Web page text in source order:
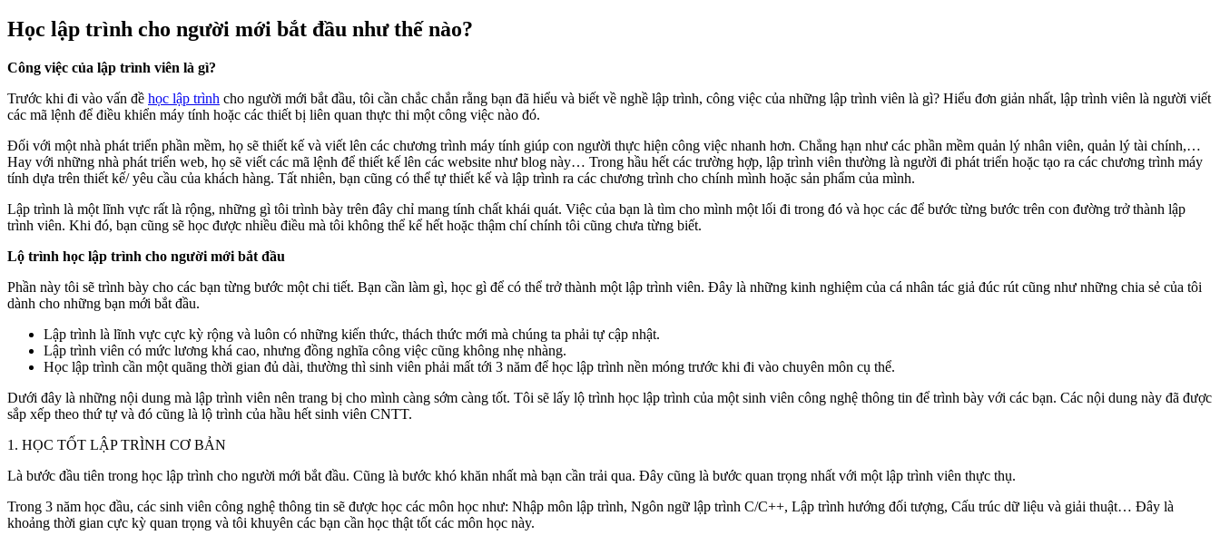
Học lập trình cho người mới bắt đầu như thế nào?
Công việc của lập trình viên là gì?
Trước khi đi vào vấn đề học lập trình cho người mới bắt đầu, tôi cần chắc chắn rằng bạn đã hiểu và biết về nghề lập trình, công việc của những lập trình viên là gì? Hiểu đơn giản nhất, lập trình viên là người viết
các mã lệnh để điều khiển máy tính hoặc các thiết bị liên quan thực thi một công việc nào đó.
Đối với một nhà phát triển phần mềm, họ sẽ thiết kế và viết lên các chương trình máy tính giúp con người thực hiện công việc nhanh hơn. Chẳng hạn như các phần mềm quản lý nhân viên, quản lý tài chính,…
Hay với những nhà phát triển web, họ sẽ viết các mã lệnh để thiết kế lên các website như blog này… Trong hầu hết các trường hợp, lập trình viên thường là người đi phát triển hoặc tạo ra các chương trình máy
tính dựa trên thiết kế/ yêu cầu của khách hàng. Tất nhiên, bạn cũng có thể tự thiết kế và lập trình ra các chương trình cho chính mình hoặc sản phẩm của mình.
Lập trình là một lĩnh vực rất là rộng, những gì tôi trình bày trên đây chỉ mang tính chất khái quát. Việc của bạn là tìm cho mình một lối đi trong đó và học các để bước từng bước trên con đường trở thành lập
trình viên. Khi đó, bạn cũng sẽ học được nhiều điều mà tôi không thể kể hết hoặc thậm chí chính tôi cũng chưa từng biết.
Lộ trình học lập trình cho người mới bắt đầu
Phần này tôi sẽ trình bày cho các bạn từng bước một chi tiết. Bạn cần làm gì, học gì để có thể trở thành một lập trình viên. Đây là những kinh nghiệm của cá nhân tác giả đúc rút cũng như những chia sẻ của tôi
dành cho những bạn mới bắt đầu.
Lập trình là lĩnh vực cực kỳ rộng và luôn có những kiến thức, thách thức mới mà chúng ta phải tự cập nhật.
Lập trình viên có mức lương khá cao, nhưng đồng nghĩa công việc cũng không nhẹ nhàng.
Học lập trình cần một quãng thời gian đủ dài, thường thì sinh viên phải mất tới 3 năm để học lập trình nền móng trước khi đi vào chuyên môn cụ thể.
Dưới đây là những nội dung mà lập trình viên nên trang bị cho mình càng sớm càng tốt. Tôi sẽ lấy lộ trình học lập trình của một sinh viên công nghệ thông tin để trình bày với các bạn. Các nội dung này đã được
sắp xếp theo thứ tự và đó cũng là lộ trình của hầu hết sinh viên CNTT.
1. HỌC TỐT LẬP TRÌNH CƠ BẢN
Là bước đầu tiên trong học lập trình cho người mới bắt đầu. Cũng là bước khó khăn nhất mà bạn cần trải qua. Đây cũng là bước quan trọng nhất với một lập trình viên thực thụ.
Trong 3 năm học đầu, các sinh viên công nghệ thông tin sẽ được học các môn học như: Nhập môn lập trình, Ngôn ngữ lập trình C/C++, Lập trình hướng đối tượng, Cấu trúc dữ liệu và giải thuật… Đây là
khoảng thời gian cực kỳ quan trọng và tôi khuyên các bạn cần học thật tốt các môn học này.